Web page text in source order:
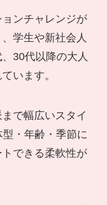
ンチャレンジが
学生や新社会人
30代以降の大人
います。
で幅広いスタイ
・年齢・季節に
できる柔軟性が